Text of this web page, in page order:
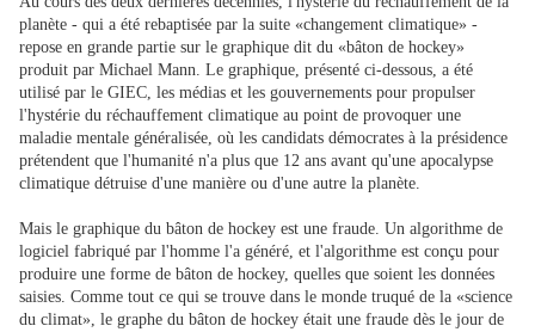
planète - qui a été rebaptisée par la suite «changement climatique» -
repose en grande partie sur le graphique dit du «bâton de hockey»
produit par Michael Mann. Le graphique, présenté ci-dessous, a été
utilisé par le GIEC, les médias et les gouvernements pour propulser
l'hystérie du réchauffement climatique au point de provoquer une
maladie mentale généralisée, où les candidats démocrates à la présidence
prétendent que l'humanité n'a plus que 12 ans avant qu'une apocalypse
climatique détruise d'une manière ou d'une autre la planète.
Mais le graphique du bâton de hockey est une fraude. Un algorithme de
logiciel fabriqué par l'homme l'a généré, et l'algorithme est conçu pour
produire une forme de bâton de hockey, quelles que soient les données
saisies. Comme tout ce qui se trouve dans le monde truqué de la «science
du climat», le graphe du bâton de hockey était une fraude dès le jour de